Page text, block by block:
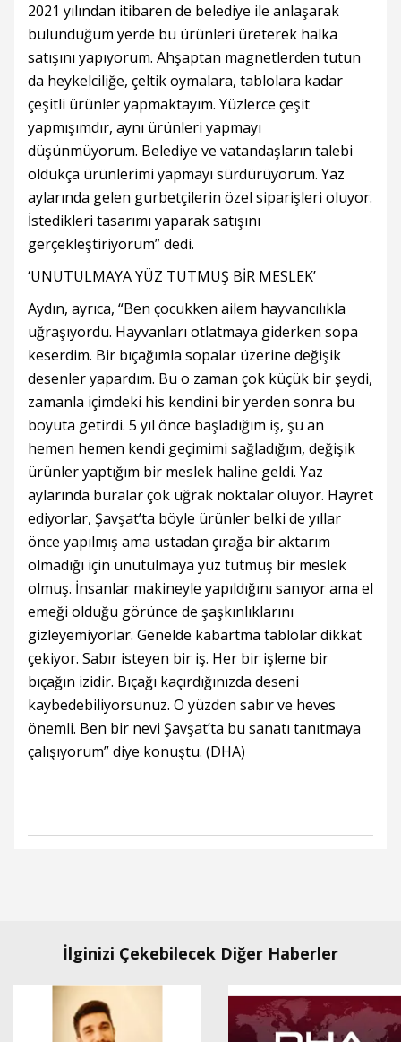
2021 yılından itibaren de belediye ile anlaşarak
bulunduğum yerde bu ürünleri üreterek halka
satışını yapıyorum. Ahşaptan magnetlerden tutun
da heykelciliğe, çeltik oymalara, tablolara kadar
çeşitli ürünler yapmaktayım. Yüzlerce çeşit
yapmışımdır, aynı ürünleri yapmayı
düşünmüyorum. Belediye ve vatandaşların talebi
oldukça ürünlerimi yapmayı sürdürüyorum. Yaz
aylarında gelen gurbetçilerin özel siparişleri oluyor.
İstedikleri tasarımı yaparak satışını
gerçekleştiriyorum” dedi.
‘UNUTULMAYA YÜZ TUTMUŞ BİR MESLEK’
Aydın, ayrıca, “Ben çocukken ailem hayvancılıkla
uğraşıyordu. Hayvanları otlatmaya giderken sopa
keserdim. Bir bıçağımla sopalar üzerine değişik
desenler yapardım. Bu o zaman çok küçük bir şeydi,
zamanla içimdeki his kendini bir yerden sonra bu
boyuta getirdi. 5 yıl önce başladığım iş, şu an
hemen hemen kendi geçimimi sağladığım, değişik
ürünler yaptığım bir meslek haline geldi. Yaz
aylarında buralar çok uğrak noktalar oluyor. Hayret
ediyorlar, Şavşat’ta böyle ürünler belki de yıllar
önce yapılmış ama ustadan çırağa bir aktarım
olmadığı için unutulmaya yüz tutmuş bir meslek
olmuş. İnsanlar makineyle yapıldığını sanıyor ama el
emeği olduğu görünce de şaşkınlıklarını
gizleyemiyorlar. Genelde kabartma tablolar dikkat
çekiyor. Sabır isteyen bir iş. Her bir işleme bir
bıçağın izidir. Bıçağı kaçırdığınızda deseni
kaybedebiliyorsunuz. O yüzden sabır ve heves
önemli. Ben bir nevi Şavşat’ta bu sanatı tanıtmaya
çalışıyorum” diye konuştu. (DHA)
İlginizi Çekebilecek Diğer Haberler